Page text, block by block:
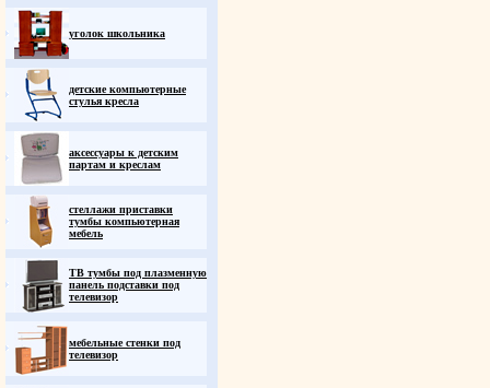
уголок школьника
детские компьютерные
стулья кресла
аксессуары к детским
партам и креслам
стеллажи приставки
тумбы компьютерная
мебель
ТВ тумбы под плазменную
панель подставки под
телевизор
мебельные стенки под
телевизор